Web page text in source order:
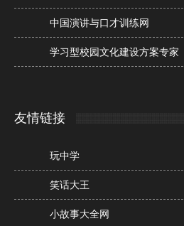
中国演讲与口才训练网
学习型校园文化建设方案专家
友情链接
玩中学
笑话大王
小故事大全网